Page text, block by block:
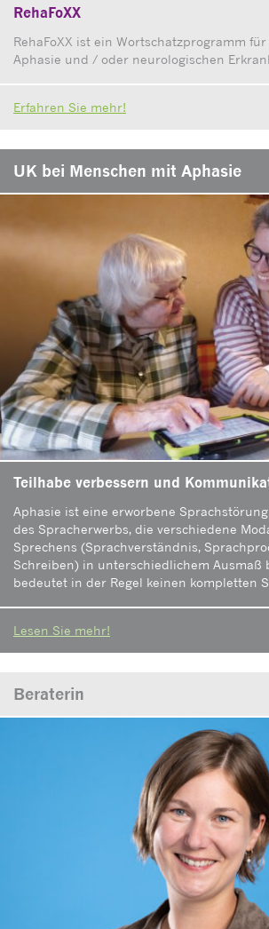
RehaFoXX
RehaFoXX ist ein Wortschatzprogramm
Aphasie und / oder neurologischen
Erfahren Sie mehr!
UK bei Menschen mit Aphasie
Teilhabe verbessern und
Aphasie ist eine erworbene
des Spracherwerbs, die verschiedene
Sprechens (Sprachverständnis,
Schreiben) in unterschiedlichem Ausmaß
bedeutet in der Regel keinen kompletten
Lesen Sie mehr!
Beraterin